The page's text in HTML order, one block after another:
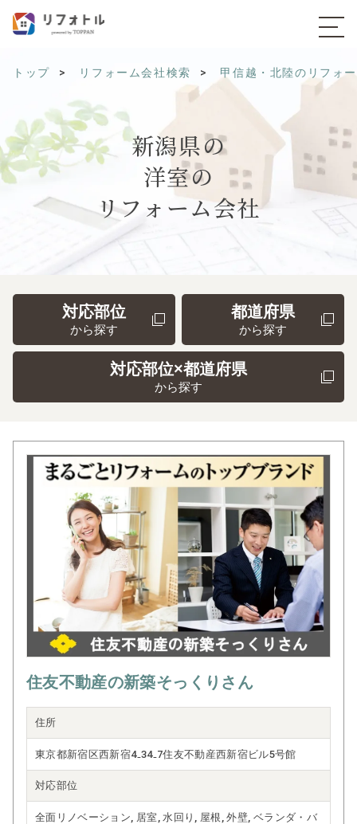
トップ リフォーム会社検索 甲信越・北陸のリフォ
新潟県の
洋室の
リフォーム会社
対応部位
から探す
都道府県
から探す
対応部位×都道府県
から探す
住友不動産の新築そっくりさん
住所
東京都新宿区西新宿4₋34₋7住友不動産西新宿ビル5号館
対応部位
全面リノベーション, 居室, 水回り, 屋根, 外壁, ベランダ・バ